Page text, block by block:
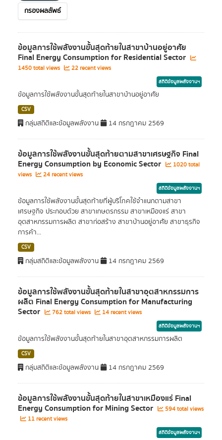
กรองผลลัพธ์
ข้อมูลการใช้พลังงานขั้นสุดท้ายในสาขาบ้านอยู่อาศัย
Final Energy Consumption for Residential Sector
1450 total views 22 recent views
สถิติข้อมูลพลังงานฯ
ข้อมูลการใช้พลังงานขั้นสุดท้ายในสาขาบ้านอยู่อาศัย
CSV
กลุ่มสถิติและข้อมูลพลังงาน 14 กรกฎาคม 2569
ข้อมูลการใช้พลังงานขั้นสุดท้ายตามสาขาเศรษฐกิจ Final
Energy Consumption by Economic Sector
1020 total
views
24 recent views
สถิติข้อมูลพลังงานฯ
ข้อมูลการใช้พลังงานขั้นสุดท้ายที่ผู้บริโภคใช้จำแนกตามสาขา
เศรษฐกิจ ประกอบด้วย สาขาเกษตรกรรม สาขาเหมืองแร่ สาขา
อุตสาหกรรมการผลิต สาขาก่อสร้าง สาขาบ้านอยู่อาศัย สาขาธุรกิจ
การค้า...
CSV
กลุ่มสถิติและข้อมูลพลังงาน 14 กรกฎาคม 2569
ข้อมูลการใช้พลังงานขั้นสุดท้ายในสาขาอุตสาหกรรมการ
ผลิต Final Energy Consumption for Manufacturing
Sector 762 total views 14 recent views
สถิติข้อมูลพลังงานฯ
ข้อมูลการใช้พลังงานขั้นสุดท้ายในสาขาอุตสาหกรรมการผลิต
CSV
กลุ่มสถิติและข้อมูลพลังงาน 14 กรกฎาคม 2569
ข้อมูลการใช้พลังงานขั้นสุดท้ายในสาขาเหมืองแร่ Final
Energy Consumption for Mining Sector
594 total views
11 recent views
สถิติข้อมูลพลังงานฯ